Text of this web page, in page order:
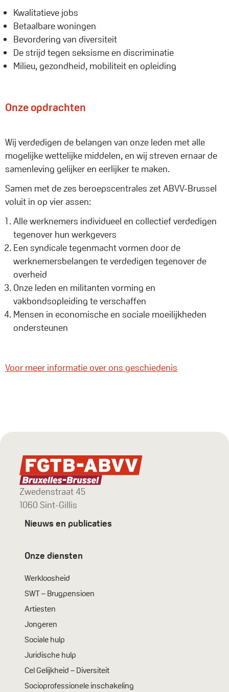
Kwalitatieve jobs
Betaalbare woningen
Bevordering van diversiteit
De strijd tegen seksisme en discriminatie
Milieu, gezondheid, mobiliteit en opleiding
Onze opdrachten
Wij verdedigen de belangen van onze leden met alle
mogelijke wettelijke middelen, en wij streven ernaar de
samenleving gelijker en eerlijker te maken.
Samen met de zes beroepscentrales zet ABVV-Brussel
voluit in op vier assen:
Alle werknemers individueel en collectief verdedigen
tegenover hun werkgevers
Een syndicale tegenmacht vormen door de
werknemersbelangen te verdedigen tegenover de
overheid
Onze leden en militanten vorming en
vakbondsopleiding te verschaffen
Mensen in economische en sociale moeilijkheden
ondersteunen
Voor meer informatie over ons geschiedenis
Zwedenstraat 45
1060 Sint-Gillis
Nieuws en publicaties
Onze diensten
Werkloosheid
SWT – Brugpensioen
Artiesten
Jongeren
Sociale hulp
Juridische hulp
Cel Gelijkheid – Diversiteit
Socioprofessionele inschakeling